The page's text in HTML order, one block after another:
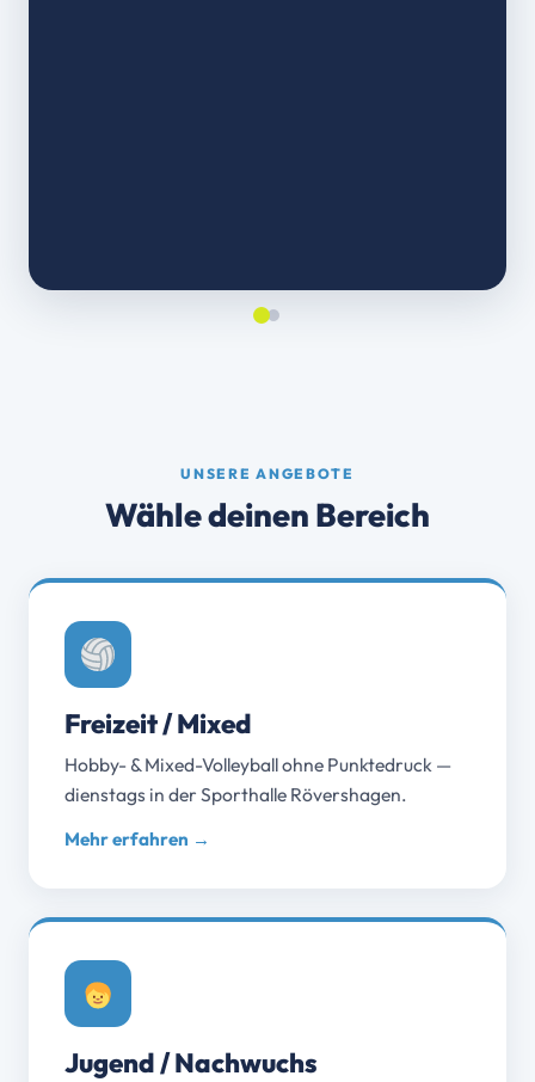
UNSERE ANGEBOTE
Wähle deinen Bereich
Freizeit / Mixed
Hobby- & Mixed-Volleyball ohne Punktedruck —
dienstags in der Sporthalle Rövershagen.
Mehr erfahren →
Jugend / Nachwuchs